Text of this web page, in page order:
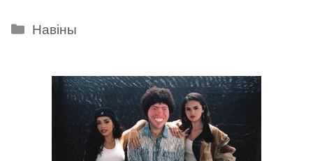
Categories
Навіны